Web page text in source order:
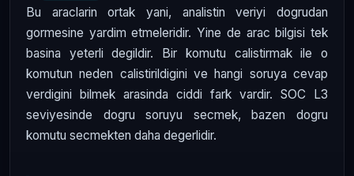
Bu araclarin ortak yani, analistin veriyi dogrudan
gormesine yardim etmeleridir. Yine de arac bilgisi tek
basina yeterli degildir. Bir komutu calistirmak ile o
komutun neden calistirildigini ve hangi soruya cevap
verdigini bilmek arasinda ciddi fark vardir. SOC L3
seviyesinde dogru soruyu secmek, bazen dogru
komutu secmekten daha degerlidir.